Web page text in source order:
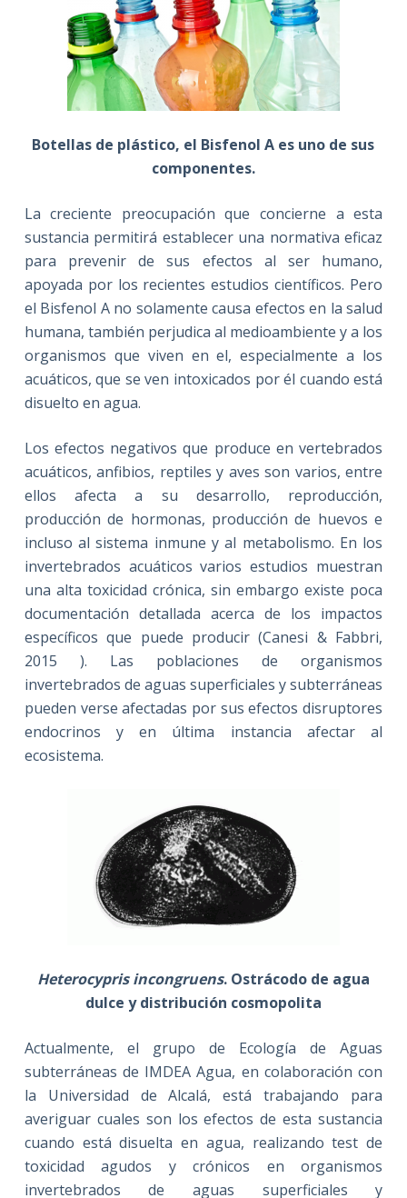
Botellas de plástico, el Bisfenol A es uno de sus
componentes.
La creciente preocupación que concierne a esta
sustancia permitirá establecer una normativa eficaz
para prevenir de sus efectos al ser humano,
apoyada por los recientes estudios científicos. Pero
el Bisfenol A no solamente causa efectos en la salud
humana, también perjudica al medioambiente y a los
organismos que viven en el, especialmente a los
acuáticos, que se ven intoxicados por él cuando está
disuelto en agua.
Los efectos negativos que produce en vertebrados
acuáticos, anfibios, reptiles y aves son varios, entre
ellos afecta a su desarrollo, reproducción,
producción de hormonas, producción de huevos e
incluso al sistema inmune y al metabolismo. En los
invertebrados acuáticos varios estudios muestran
una alta toxicidad crónica, sin embargo existe poca
documentación detallada acerca de los impactos
específicos que puede producir (Canesi & Fabbri,
2015 ). Las poblaciones de organismos
invertebrados de aguas superficiales y subterráneas
pueden verse afectadas por sus efectos disruptores
endocrinos y en última instancia afectar al
ecosistema.
Heterocypris incongruens. Ostrácodo de agua
dulce y distribución cosmopolita
Actualmente, el grupo de Ecología de Aguas
subterráneas de IMDEA Agua, en colaboración con
la Universidad de Alcalá, está trabajando para
averiguar cuales son los efectos de esta sustancia
cuando está disuelta en agua, realizando test de
toxicidad agudos y crónicos en organismos
invertebrados de aguas superficiales y